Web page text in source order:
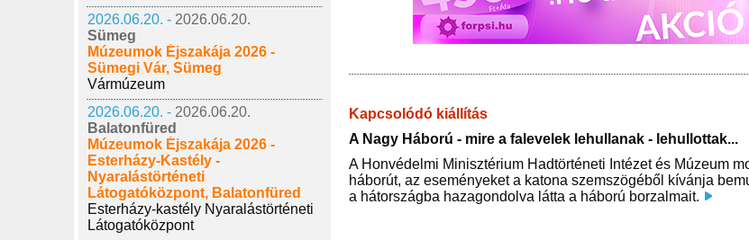
2026.06.20. - 2026.06.20.
Sümeg
Múzeumok Éjszakája 2026 -
Sümegi Vár, Sümeg
Vármúzeum
2026.06.20. - 2026.06.20.
Balatonfüred
Múzeumok Éjszakája 2026 -
Esterházy-Kastély -
Nyaralástörténeti
Látogatóközpont, Balatonfüred
Esterházy-kastély Nyaralástörténeti
Látogatóközpont
Kapcsolódó kiállítás
A Nagy Háború - mire a falevelek lehullanak - lehullottak...
A Honvédelmi Minisztérium Hadtörténeti Intézet és Múzeum
háborút, az eseményeket a katona szemszögéből kívánja
a hátországba hazagondolva látta a háború borzalmait.